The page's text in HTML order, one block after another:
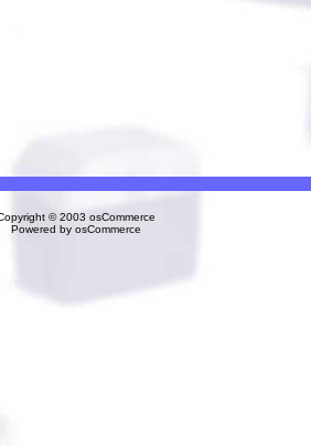
© 2003 osCommerce
Powered by osCommerce